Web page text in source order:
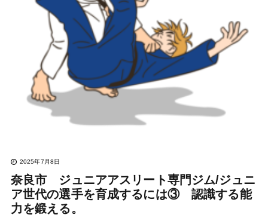
2025年7月8日
奈良市 ジュニアアスリート専門ジム/ジュニ
ア世代の選手を育成するには③ 認識する能
力を鍛える。